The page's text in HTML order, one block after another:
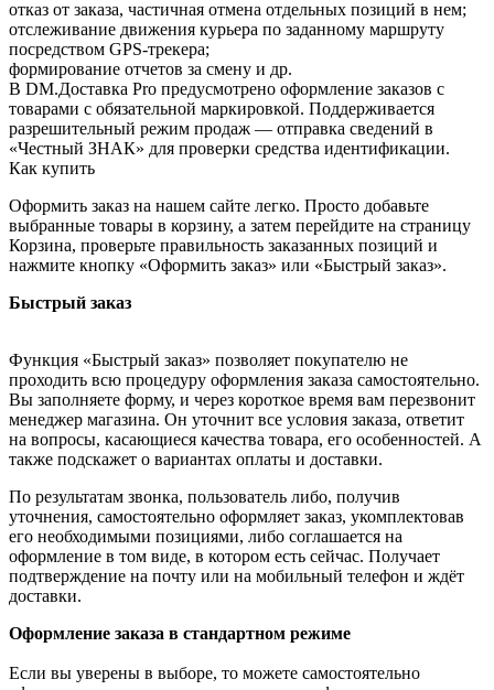
отказ от заказа, частичная отмена отдельных позиций в нем;
отслеживание движения курьера по заданному маршруту
посредством GPS-трекера;
формирование отчетов за смену и др.
В DM.Доставка Pro предусмотрено оформление заказов с
товарами с обязательной маркировкой. Поддерживается
разрешительный режим продаж — отправка сведений в
«Честный ЗНАК» для проверки средства идентификации.
Как купить
Оформить заказ на нашем сайте легко. Просто добавьте
выбранные товары в корзину, а затем перейдите на страницу
Корзина, проверьте правильность заказанных позиций и
нажмите кнопку «Оформить заказ» или «Быстрый заказ».
Быстрый заказ
Функция «Быстрый заказ» позволяет покупателю не
проходить всю процедуру оформления заказа самостоятельно.
Вы заполняете форму, и через короткое время вам перезвонит
менеджер магазина. Он уточнит все условия заказа, ответит
на вопросы, касающиеся качества товара, его особенностей. А
также подскажет о вариантах оплаты и доставки.
По результатам звонка, пользователь либо, получив
уточнения, самостоятельно оформляет заказ, укомплектовав
его необходимыми позициями, либо соглашается на
оформление в том виде, в котором есть сейчас. Получает
подтверждение на почту или на мобильный телефон и ждёт
доставки.
Оформление заказа в стандартном режиме
Если вы уверены в выборе, то можете самостоятельно